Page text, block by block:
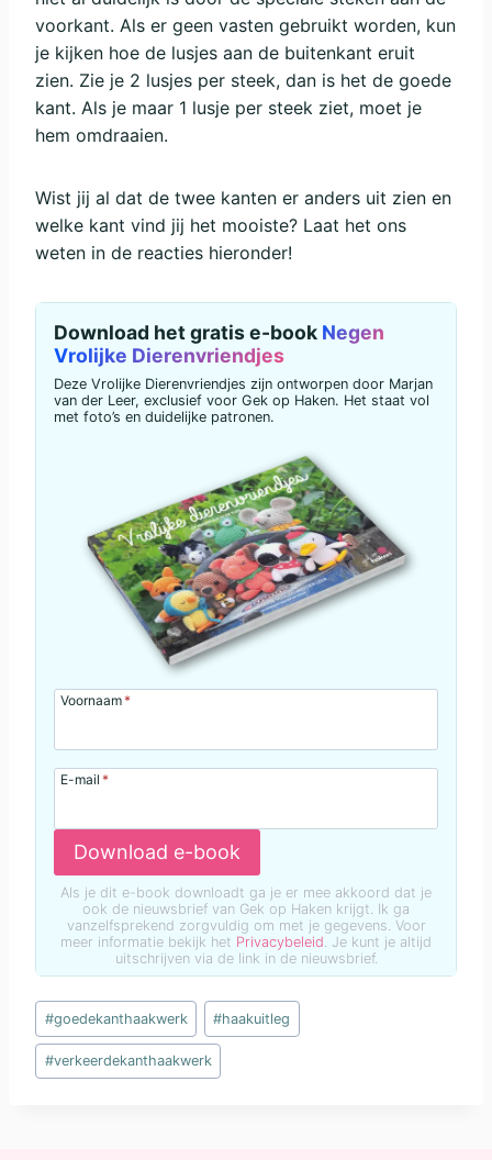
voorkant. Als er geen vasten gebruikt worden, kun
je kijken hoe de lusjes aan de buitenkant eruit
zien. Zie je 2 lusjes per steek, dan is het de goede
kant. Als je maar 1 lusje per steek ziet, moet je
hem omdraaien.
Wist jij al dat de twee kanten er anders uit zien en
welke kant vind jij het mooiste? Laat het ons
weten in de reacties hieronder!
Download het gratis e-book Negen
Vrolijke Dierenvriendjes
Deze Vrolijke Dierenvriendjes zijn ontworpen door Marjan
van der Leer, exclusief voor Gek op Haken. Het staat vol
met foto’s en duidelijke patronen.
Voornaam*
E-mail *
Download e-book
Als je dit e-book downloadt ga je er mee akkoord dat je
ook de nieuwsbrief van Gek op Haken krijgt. Ik ga
vanzelfsprekend zorgvuldig om met je gegevens. Voor
meer informatie bekijk het Privacybeleid. Je kunt je altijd
uitschrijven via de link in de nieuwsbrief.
Bericht
tags:
#goedekanthaakwerk #haakuitleg
#verkeerdekanthaakwerk